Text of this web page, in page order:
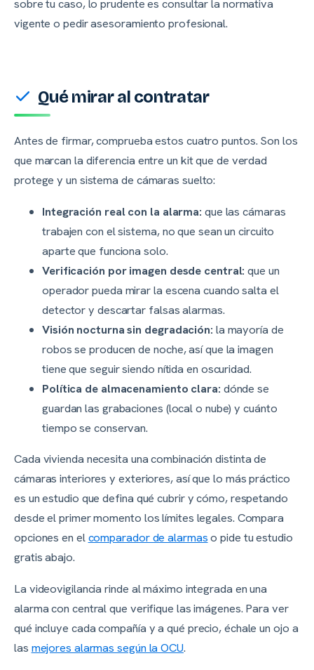
sobre tu caso, lo prudente es consultar la normativa
vigente o pedir asesoramiento profesional.
Qué mirar al contratar
Antes de firmar, comprueba estos cuatro puntos. Son los
que marcan la diferencia entre un kit que de verdad
protege y un sistema de cámaras suelto:
Integración real con la alarma: que las cámaras
trabajen con el sistema, no que sean un circuito
aparte que funciona solo.
Verificación por imagen desde central: que un
operador pueda mirar la escena cuando salta el
detector y descartar falsas alarmas.
Visión nocturna sin degradación: la mayoría de
robos se producen de noche, así que la imagen
tiene que seguir siendo nítida en oscuridad.
Política de almacenamiento clara: dónde se
guardan las grabaciones (local o nube) y cuánto
tiempo se conservan.
Cada vivienda necesita una combinación distinta de
cámaras interiores y exteriores, así que lo más práctico
es un estudio que defina qué cubrir y cómo, respetando
desde el primer momento los límites legales. Compara
opciones en elcomparador de alarmaso pide tu estudio
gratis abajo.
La videovigilancia rinde al máximo integrada en una
alarma con central que verifique las imágenes. Para ver
qué incluye cada compañía y a qué precio, échale un ojo a
las mejores alarmas según la OCU.